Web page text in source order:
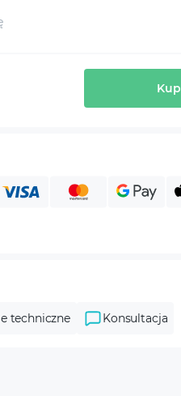
Kup
techniczne Konsultacja